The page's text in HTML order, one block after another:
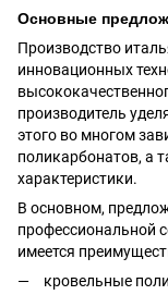
Основные
Производство
инновационных
производитель
этого во многом
поликарбонатов, а
характеристики.
В основном,
профессиональной
имеется
кровельные